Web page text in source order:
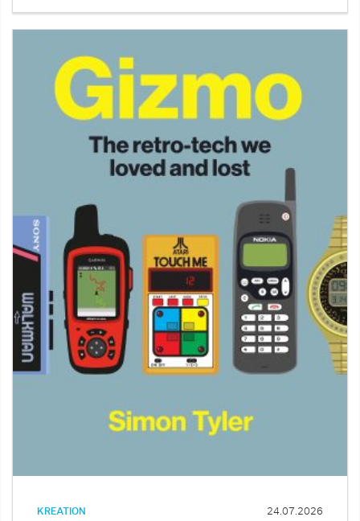
KREATION 24.07.2026